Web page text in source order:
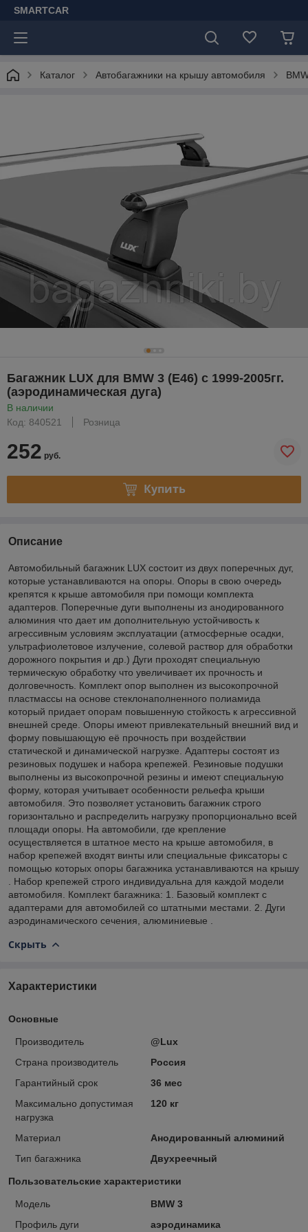
SMARTCAR
Каталог Автобагажники на крышу автомобиля
Багажник LUX для BMW 3 (E46) c 1999-2005гг.
(аэродинамическая дуга)
В наличии
Код: 840521
Розница
252 руб.
Купить
Описание
Автомобильный багажник LUX состоит из двух поперечных дуг,
которые устанавливаются на опоры. Опоры в свою очередь
крепятся к крыше автомобиля при помощи комплекта
адаптеров. Поперечные дуги выполнены из анодированного
алюминия что дает им дополнительную устойчивость к
агрессивным условиям эксплуатации (атмосферные осадки,
ультрафиолетовое излучение, солевой раствор для обработки
дорожного покрытия и др.) Дуги проходят специальную
термическую обработку что увеличивает их прочность и
долговечность. Комплект опор выполнен из высокопрочной
пластмассы на основе стеклонаполненного полиамида
который придает опорам повышенную стойкость к агрессивной
внешней среде. Опоры имеют привлекательный внешний вид и
форму повышающую её прочность при воздействии
статической и динамической нагрузке. Адаптеры состоят из
резиновых подушек и набора крепежей. Резиновые подушки
выполнены из высокопрочной резины и имеют специальную
форму, которая учитывает особенности рельефа крыши
автомобиля. Это позволяет установить багажник строго
горизонтально и распределить нагрузку пропорционально всей
площади опоры. На автомобили, где крепление
осуществляется в штатное место на крыше автомобиля, в
набор крепежей входят винты или специальные фиксаторы с
помощью которых опоры багажника устанавливаются на крышу
. Набор крепежей строго индивидуальна для каждой модели
автомобиля. Комплект багажника: 1. Базовый комплект с
адаптерами для автомобилей со штатными местами. 2. Дуги
аэродинамического сечения, алюминиевые .
Скрыть
Характеристики
Основные
Производитель
@Lux
Страна производитель
Россия
Гарантийный срок
36 мес
Максимально допустимая
нагрузка
120 кг
Материал
Анодированный алюминий
Тип багажника
Двухреечный
Пользовательские характеристики
Модель
BMW 3
Профиль дуги
аэродинамика